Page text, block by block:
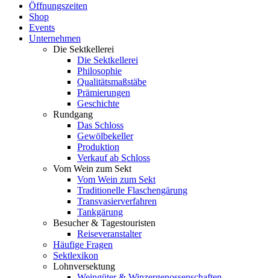
Öffnungszeiten
Shop
Events
Unternehmen
Die Sektkellerei
Die Sektkellerei
Philosophie
Qualitätsmaßstäbe
Prämierungen
Geschichte
Rundgang
Das Schloss
Gewölbekeller
Produktion
Verkauf ab Schloss
Vom Wein zum Sekt
Vom Wein zum Sekt
Traditionelle Flaschengärung
Transvasierverfahren
Tankgärung
Besucher & Tagestouristen
Reiseveranstalter
Häufige Fragen
Sektlexikon
Lohnversektung